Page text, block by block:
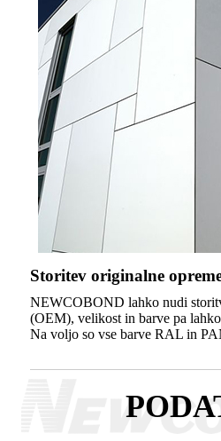
Storitev originalne
NEWCOBOND lahko nudi
(OEM), velikost in barve pa
Na voljo so vse barve RAL in